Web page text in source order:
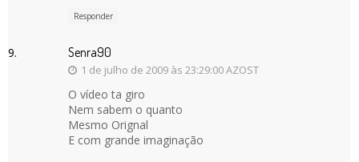
Responder
Senra90
1 de julho de 2009 às 23:29:00 AZOST
O vídeo ta giro
Nem sabem o quanto
Mesmo Orignal
E com grande imaginação